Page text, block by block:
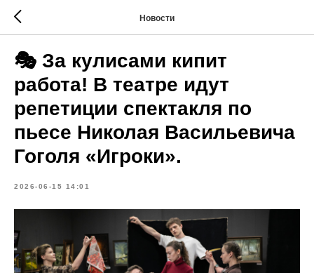
Новости
🎭 За кулисами кипит
работа! В театре идут
репетиции спектакля по
пьесе Николая Васильевича
Гоголя «Игроки».
2026-06-15 14:01